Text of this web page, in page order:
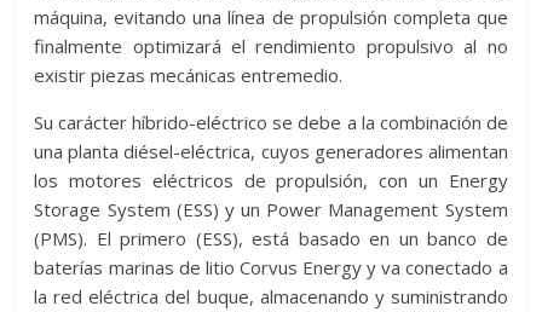
máquina, evitando una línea de propulsión completa que
finalmente optimizará el rendimiento propulsivo al no
existir piezas mecánicas entremedio.
Su carácter híbrido-eléctrico se debe a la combinación de
una planta diésel-eléctrica, cuyos generadores alimentan
los motores eléctricos de propulsión, con un Energy
Storage System (ESS) y un Power Management System
(PMS). El primero (ESS), está basado en un banco de
baterías marinas de litio Corvus Energy y va conectado a
la red eléctrica del buque, almacenando y suministrando